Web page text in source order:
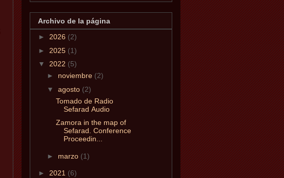
Archivo de la página
► 2026 (2)
► 2025 (1)
▼ 2022 (5)
► noviembre (2)
▼ agosto (2)
Tomado de Radio
Sefarad Audio
Zamora in the map of
Sefarad. Conference
Proceedin...
► marzo (1)
► 2021 (6)